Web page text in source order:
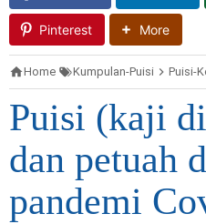
Pinterest More
Home Kumpulan-Puisi Puisi-
Puisi (kaji
dan petuah
pandemi